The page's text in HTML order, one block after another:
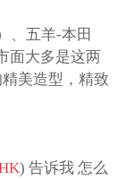
、五羊-本田
面大多是这两
美造型，精致
) 告诉我 怎么